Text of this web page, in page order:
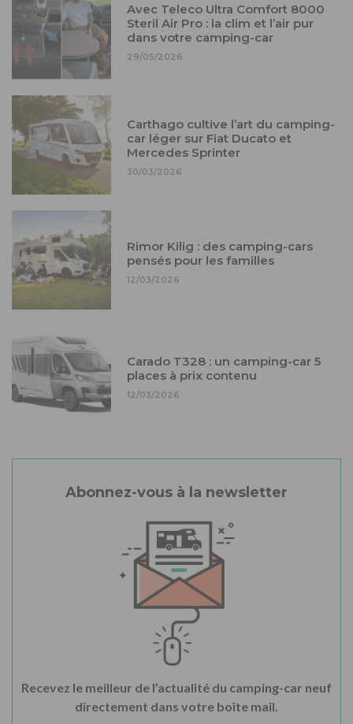
Avec Teleco Ultra Comfort 8000
Steril Air Pro : la clim et l’air pur
dans votre camping-car
29/05/2026
Carthago cultive l’art du camping-
car léger sur Fiat Ducato et
Mercedes Sprinter
30/03/2026
Rimor Kilig : des camping-cars
pensés pour les familles
12/03/2026
Carado T328 : un camping-car 5
places à prix contenu
12/03/2026
Abonnez-vous à la newsletter
Recevez le meilleur de l’actualité du camping-car neuf
directement dans votre boîte mail.